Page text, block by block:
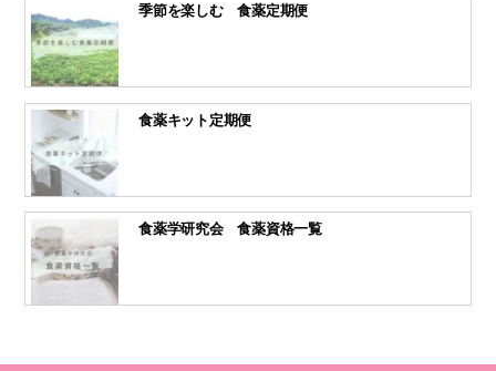
季節を楽しむ 食薬定期便
食薬キット定期便
食薬学研究会 食薬資格一覧